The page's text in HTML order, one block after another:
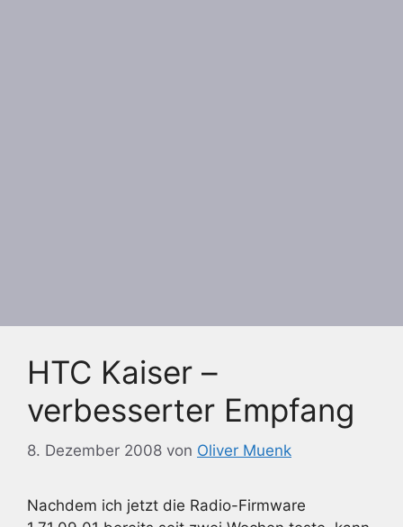
HTC Kaiser –
verbesserter Empfang
8. Dezember 2008 von Oliver Muenk
Nachdem ich jetzt die Radio-Firmware